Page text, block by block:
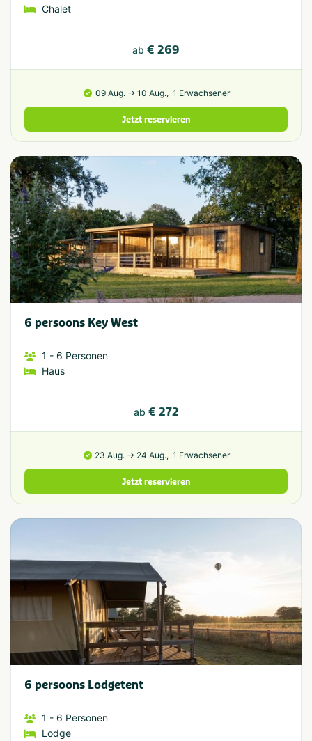
Chalet
ab € 269
09 Aug. → 10 Aug., 1 Erwachsener
Jetzt reservieren
6 persoons Key West
1 - 6 Personen
Haus
ab € 272
23 Aug. → 24 Aug., 1 Erwachsener
Jetzt reservieren
6 persoons Lodgetent
1 - 6 Personen
Lodge